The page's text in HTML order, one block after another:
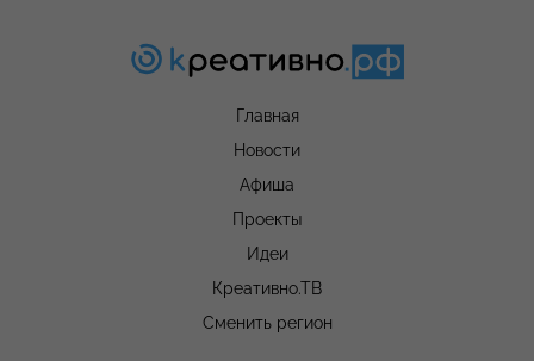
Главная
Новости
Афиша
Проекты
Идеи
Креативно.ТВ
Сменить регион